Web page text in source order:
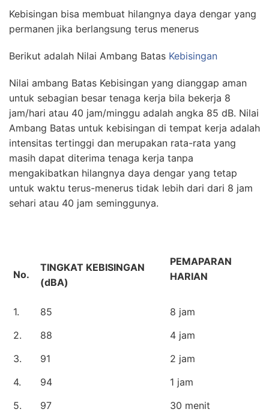
Kebisingan bisa membuat hilangnya daya dengar yang
permanen jika berlangsung terus menerus
Berikut adalah Nilai Ambang Batas Kebisingan
Nilai ambang Batas Kebisingan yang dianggap aman
untuk sebagian besar tenaga kerja bila bekerja 8
jam/hari atau 40 jam/minggu adalah angka 85 dB. Nilai
Ambang Batas untuk kebisingan di tempat kerja adalah
intensitas tertinggi dan merupakan rata-rata yang
masih dapat diterima tenaga kerja tanpa
mengakibatkan hilangnya daya dengar yang tetap
untuk waktu terus-menerus tidak lebih dari dari 8 jam
sehari atau 40 jam seminggunya.
No.
TINGKAT KEBISINGAN
(dBA)
PEMAPARAN
HARIAN
1. 85
8 jam
2.
88
4 jam
3.
91
2 jam
4.
94
1 jam
5.
97
30 menit